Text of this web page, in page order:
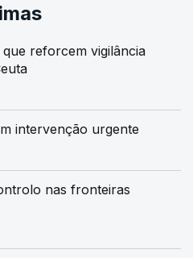
reforcem vigilância
intervenção urgente
nas fronteiras